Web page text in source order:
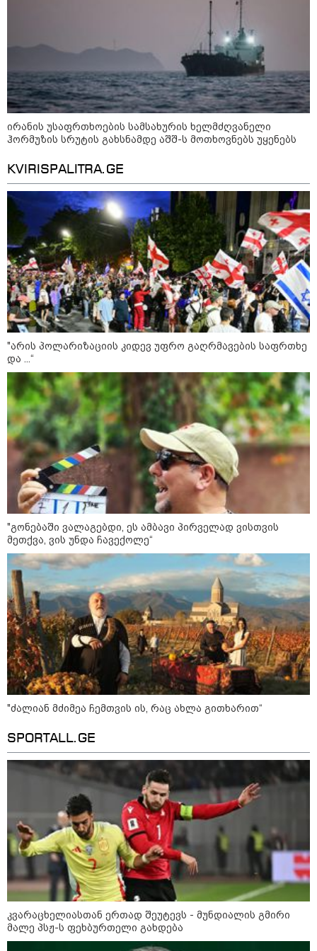
ხანძარი - რუსეთმა კიევზე
იერიში ბალისტიკური
რაკეტებით მიიტანა
14:13 / 04-08-2026
მორიგი თავდასხმა რუსეთში,
ნავთობგადამამუშავებელ
ქარხანაზე - რა დეტალებია
ცნობილი
კატეგორიის ყველა სიახლე
კატეგორიები
9
აგვისტო
დღის ზოგადი
ასტროლოგიური
პროგნოზი
აგვისტო აგარაკზე: ეს 5 საქმე
უნდა მოასწროთ შემოდგომის
ფული ამ ზოდიაქოს ნიშნების
ხელში აღმოჩნდება: ვინ
გამდიდრდება?
როგორ ჩავიცვათ 40 წლის
შემდეგ: მილიონერების
სტილისტის 8 ოქროს წესი და
აუცილებელი სამოსი
ირანის უსაფრთხოების სამსახურის ხელმძღვანელი
ჰორმუზის სრუტის გახსნამდე აშშ-ს მოთხოვნებს უყენებს
KVIRISPALITRA.GE
"არის პოლარიზაციის კიდევ უფრო გაღრმავების საფრთხე
და ...“
"გონებაში ვალაგებდი, ეს ამბავი პირველად ვისთვის
მეთქვა, ვის უნდა ჩავექოლე“
"ძალიან მძიმეა ჩემთვის ის, რაც ახლა გითხარით“
SPORTALL.GE
კვარაცხელიასთან ერთად შეუტევს - მუნდიალის გმირი
მალე პსჟ-ს ფეხბურთელი გახდება